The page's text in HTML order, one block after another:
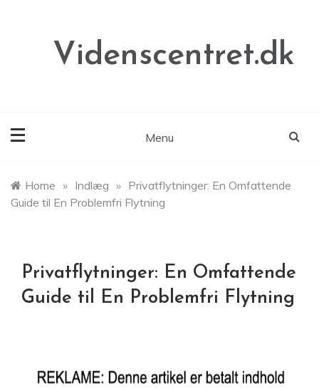
Videnscentret.dk
Menu
Home » Indlæg » Privatflytninger: En Omfattende
Guide til En Problemfri Flytning
Privatflytninger: En Omfattende
Guide til En Problemfri Flytning